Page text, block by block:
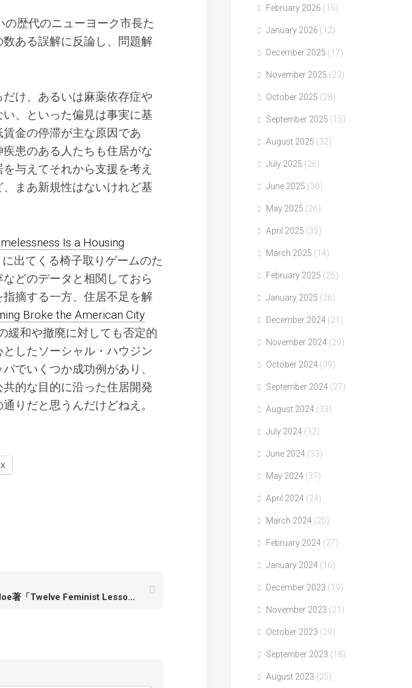
歴代のニューヨーク市長た
ある誤解に反論し、問題解
け、あるいは麻薬依存症や
、といった偏見は事実に基
金の停滞が主な原因であ
患のある人たちも住居がな
与えてそれから支援を考え
まあ新規性はないけれど基
Is a Housing
に出てくる椅子取りゲームのた
どのデータと相関しておら
摘する一方、住居不足を解
Broke the American City
緩和や撤廃に対しても否定的
したソーシャル・ハウジン
でいくつか成功例があり、
的な目的に沿った住居開発
りだと思うんだけどねえ。
X
Cynthia Enloe著「Twelve Feminist Lessons of War」
February 2026 (15)
January 2026 (12)
December 2025 (17)
November 2025 (23)
October 2025 (28)
September 2025 (15)
August 2025 (32)
July 2025 (26)
June 2025 (30)
May 2025 (26)
April 2025 (35)
March 2025 (14)
February 2025 (25)
January 2025 (26)
December 2024 (21)
November 2024 (29)
October 2024 (39)
September 2024 (27)
August 2024 (33)
July 2024 (32)
June 2024 (33)
May 2024 (37)
April 2024 (24)
March 2024 (25)
February 2024 (27)
January 2024 (16)
December 2023 (19)
November 2023 (21)
October 2023 (29)
September 2023 (18)
August 2023 (25)